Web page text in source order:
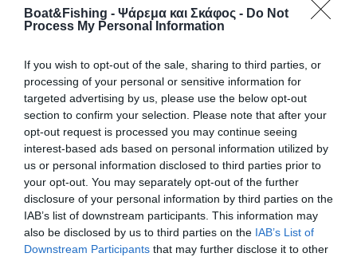
Boat&Fishing - Ψάρεμα και Σκάφος - Do Not
Process My Personal Information
If you wish to opt-out of the sale, sharing to third parties, or
processing of your personal or sensitive information for
targeted advertising by us, please use the below opt-out
section to confirm your selection. Please note that after your
opt-out request is processed you may continue seeing
interest-based ads based on personal information utilized by
us or personal information disclosed to third parties prior to
your opt-out. You may separately opt-out of the further
disclosure of your personal information by third parties on the
IAB’s list of downstream participants. This information may
also be disclosed by us to third parties on the IAB’s List of
Downstream Participants that may further disclose it to other
Αλβανίας.
Νοτιοανατολική Ευρώπη, ανταποκρινόμενη στη διαρκώς
αυξανόμενη ζήτηση για τα καινοτόμα και υψηλών
επιδόσεων σκάφη της.
Thrace Labea, ένας από τους πρώτους συνεργάτες
της Saxdor, έχει αναπτύξει ένα ευέλικτο επιχειρηματικό
μοντέλο, το οποίο εφαρμόζεται πλέον και στις νέες
αγορές. Έχουν ήδη δημιουργηθεί τοπικές ομάδες σε
Βουλγαρία και Ρουμανία για την παροχή ολοκληρωμένων
υπηρεσιών πώλησης και υποστήριξης μετά την πώληση,
ενώ στην Αλβανία έχει εγκαθιδρυθεί συνεργασία με